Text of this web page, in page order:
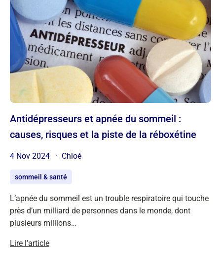
Antidépresseurs et apnée du sommeil :
causes, risques et la piste de la réboxétine
4 Nov 2024 Chloé
sommeil & santé
L’apnée du sommeil est un trouble respiratoire qui touche
près d’un milliard de personnes dans le monde, dont
plusieurs millions…
Lire l’article